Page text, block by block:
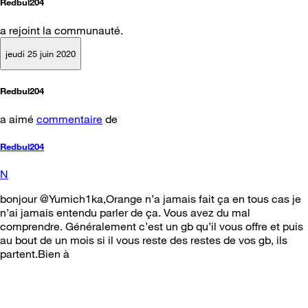
Redbul204
a rejoint la communauté.
jeudi 25 juin 2020
Redbul204
a aimé commentaire de
Redbul204
N
bonjour @Yumich1ka,Orange n’a jamais fait ça en tous cas je
n’ai jamais entendu parler de ça. Vous avez du mal
comprendre. Généralement c’est un gb qu’il vous offre et puis
au bout de un mois si il vous reste des restes de vos gb, ils
partent.Bien à